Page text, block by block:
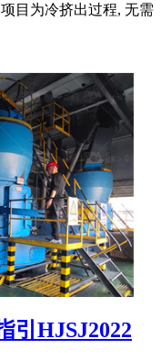
目为冷挤出过程, 无需
引HJSJ2022